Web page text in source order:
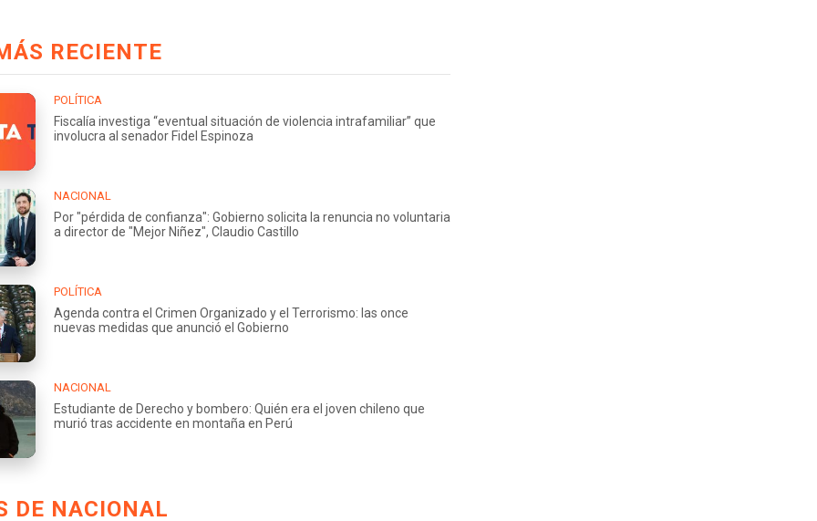
RECIENTE
POLÍTICA
Fiscalía investiga “eventual situación de violencia intrafamiliar” que
involucra al senador Fidel Espinoza
NACIONAL
Por "pérdida de confianza": Gobierno solicita la renuncia no voluntaria
a director de "Mejor Niñez", Claudio Castillo
POLÍTICA
Agenda contra el Crimen Organizado y el Terrorismo: las once
nuevas medidas que anunció el Gobierno
NACIONAL
Estudiante de Derecho y bombero: Quién era el joven chileno que
murió tras accidente en montaña en Perú
DE NACIONAL